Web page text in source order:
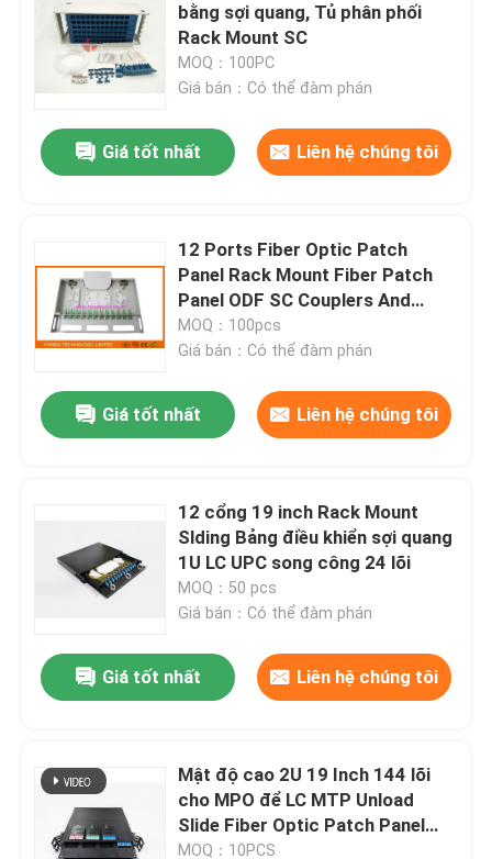
Các sản phẩm
Về chúng tôi
bằng sợi quang, Tủ phân phối
Rack Mount SC
MOQ：100PC
Giá bán：Có thể đàm phán
Giá tốt nhất Liên hệ chúng tôi
12 Ports Fiber Optic Patch
Panel Rack Mount Fiber Patch
Panel ODF SC Couplers And
Pigtails
MOQ：100pcs
Giá bán：Có thể đàm phán
Giá tốt nhất Liên hệ chúng tôi
12 cổng 19 inch Rack Mount
Slding Bảng điều khiển sợi quang
1U LC UPC song công 24 lõi
MOQ：50 pcs
Giá bán：Có thể đàm phán
Giá tốt nhất Liên hệ chúng tôi
Mật độ cao 2U 19 Inch 144 lõi
cho MPO để LC MTP Unload
Slide Fiber Optic Patch Panel
MPO Rack Data Center Solution
MOQ：10PCS